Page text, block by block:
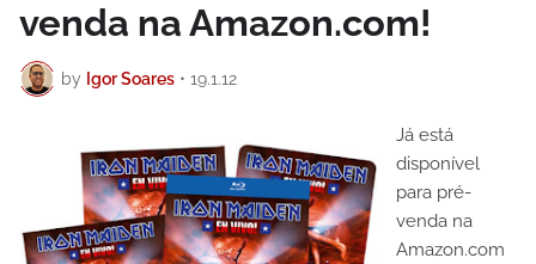
venda na Amazon.com!
by Igor Soares • 19.1.12
Já está
disponível
para pré-
venda na
Amazon.com